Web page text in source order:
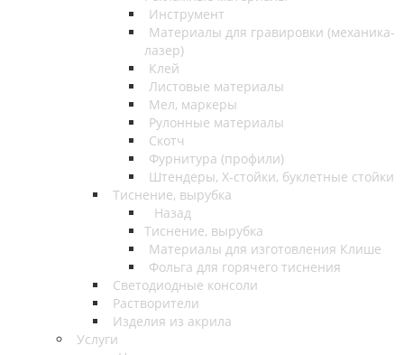
Инструмент
Материалы для гравировки (механика-
лазер)
Клей
Листовые материалы
Мел, маркеры
Рулонные материалы
Скотч
Фурнитура (профили)
Штендеры, Х-стойки, буклетные стойки
Тиснение, вырубка
Назад
Тиснение, вырубка
Материалы для изготовления Клише
Фольга для горячего тиснения
Светодиодные консоли
Растворители
Изделия из акрила
Услуги